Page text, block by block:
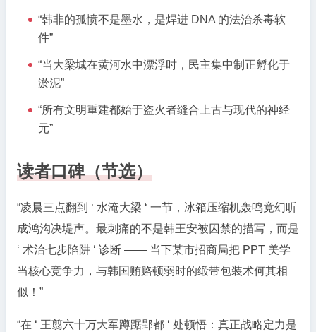
“韩非的孤愤不是墨水，是焊进 DNA 的法治杀毒软
件”
“当大梁城在黄河水中漂浮时，民主集中制正孵化于
淤泥”
“所有文明重建都始于盗火者缝合上古与现代的神经
元”
读者口碑（节选）
“凌晨三点翻到 ‘ 水淹大梁 ‘ 一节，冰箱压缩机轰鸣竟幻听
成鸿沟决堤声。最刺痛的不是韩王安被囚禁的描写，而是
‘ 术治七步陷阱 ‘ 诊断 —— 当下某市招商局把 PPT 美学
当核心竞争力，与韩国贿赂顿弱时的缎带包装术何其相
似！”
“在 ‘ 王翦六十万大军蹲踞郢都 ‘ 处顿悟：真正战略定力是